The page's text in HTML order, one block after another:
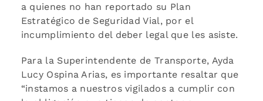
a quienes no han reportado su Plan
Estratégico de Seguridad Vial, por el
incumplimiento del deber legal que les asiste.
Para la Superintendente de Transporte, Ayda
Lucy Ospina Arias, es importante resaltar que
“instamos a nuestros vigilados a cumplir con